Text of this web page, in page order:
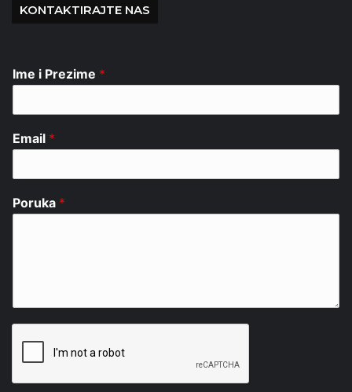
KONTAKTIRAJTE NAS
Ime i Prezime *
Email *
Poruka *